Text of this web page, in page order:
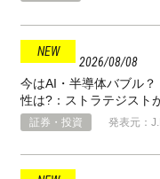
2026 08 08
今はAI・半導体バブル
性は?：ストラテジスト
証券・投資 発表元：